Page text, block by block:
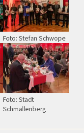
Foto: Stefan Schwope
Foto: Stadt
Schmallenberg